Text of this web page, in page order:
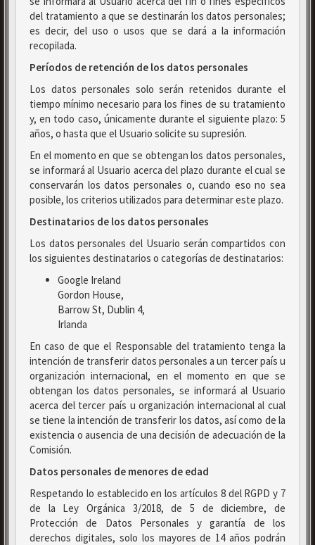
del tratamiento a que se destinarán los datos personales;
es decir, del uso o usos que se dará a la información
recopilada.
Períodos de retención de los datos personales
Los datos personales solo serán retenidos durante el
tiempo mínimo necesario para los fines de su tratamiento
y, en todo caso, únicamente durante el siguiente plazo: 5
años, o hasta que el Usuario solicite su supresión.
En el momento en que se obtengan los datos personales,
se informará al Usuario acerca del plazo durante el cual se
conservarán los datos personales o, cuando eso no sea
posible, los criterios utilizados para determinar este plazo.
Destinatarios de los datos personales
Los datos personales del Usuario serán compartidos con
los siguientes destinatarios o categorías de destinatarios:
Google Ireland
Gordon House,
Barrow St, Dublin 4,
Irlanda
En caso de que el Responsable del tratamiento tenga la
intención de transferir datos personales a un tercer país u
organización internacional, en el momento en que se
obtengan los datos personales, se informará al Usuario
acerca del tercer país u organización internacional al cual
se tiene la intención de transferir los datos, así como de la
existencia o ausencia de una decisión de adecuación de la
Comisión.
Datos personales de menores de edad
Respetando lo establecido en los artículos 8 del RGPD y 7
de la Ley Orgánica 3/2018, de 5 de diciembre, de
Protección de Datos Personales y garantía de los
derechos digitales, solo los mayores de 14 años podrán